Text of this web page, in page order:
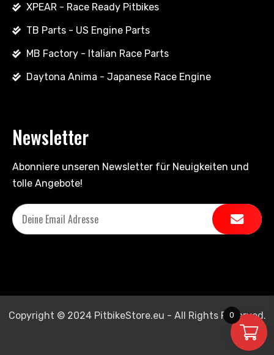
XPEAR - Race Ready Pitbikes
TB Parts - US Engine Parts
MB Factory - Italian Race Parts
Daytona Anima - Japanese Race Engine
Newsletter
Abonniere unseren Newsletter für Neuigkeiten und
tolle Angebote!
Copyright © 2024 PitbikeStore.eu - All Rights Reserved.
0